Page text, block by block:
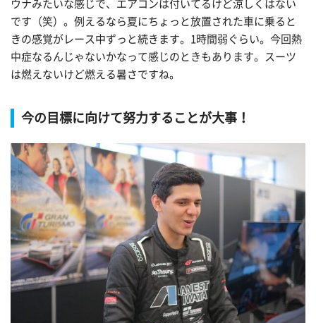
ウナみたいな感じで、エアコンは付いてるけど涼しくはない
です（笑）。例えるなら夏にちょっと放置された車に乗ると
きの感覚がレース中ずっと続きます。1時間弱ぐらい。今回熱
中症なるんじゃないかなって感じのときもあります。スーツ
は燃えないけど燃える暑さですね。
今の目標に向けて努力することが大事！